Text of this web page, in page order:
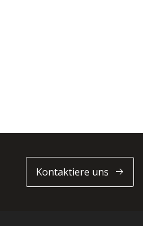
Kontaktiere uns